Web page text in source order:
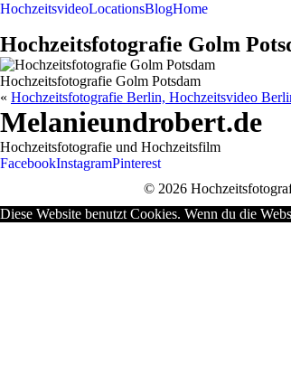
HochzeitsvideoLocationsBlogHome
Hochzeitsfotografie Golm
Hochzeitsfotografie Golm Potsdam
« Hochzeitsfotografie Berlin, Hochzeitsvideo
Melanieundrobert.de
Hochzeitsfotografie und Hochzeitsfilm
FacebookInstagramPinterest
© 2026
Diese Website benutzt Cookies. Wenn du die